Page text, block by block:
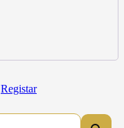
Registar